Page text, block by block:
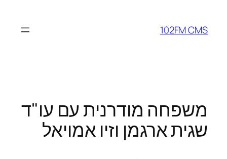
102FM CMS
משפחה מודרנית עם עו"ד
שגית ארגמן וזיו אמויאל